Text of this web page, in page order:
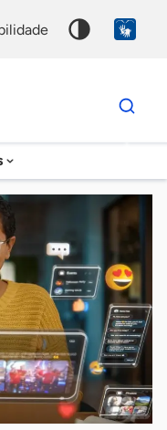
Dados
para
chave